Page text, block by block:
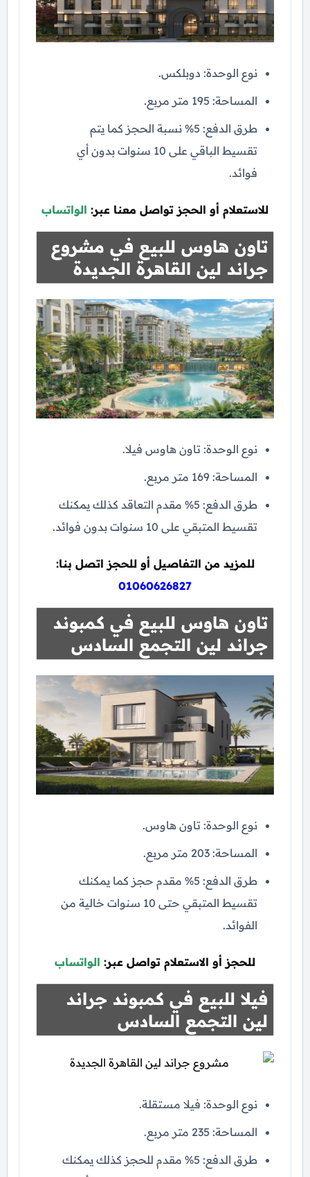
نوع الوحدة: دوبلكس.
المساحة: 195 متر مربع.
طرق الدفع: 5% نسبة الحجز كما يتم
تقسيط الباقي على 10 سنوات بدون أي
فوائد.
للاستعلام أو الحجز تواصل معنا عبر: الواتساب
تاون هاوس للبيع في مشروع
جراند لين القاهرة الجديدة
نوع الوحدة: تاون هاوس فيلا.
المساحة: 169 متر مربع.
طرق الدفع: 5% مقدم التعاقد كذلك يمكنك
تقسيط المتبقي على 10 سنوات بدون فوائد.
للمزيد من التفاصيل أو للحجز اتصل بنا:
01060626827
تاون هاوس للبيع في كمبوند
جراند لين التجمع السادس
نوع الوحدة: تاون هاوس.
المساحة: 203 متر مربع.
طرق الدفع: 5% مقدم حجز كما يمكنك
تقسيط المتبقي حتى 10 سنوات خالية من
الفوائد.
للحجز أو الاستعلام تواصل عبر: الواتساب
فيلا للبيع في كمبوند جراند
لين التجمع السادس
نوع الوحدة: فيلا مستقلة.
المساحة: 235 متر مربع.
طرق الدفع: 5% مقدم للحجز كذلك يمكنك